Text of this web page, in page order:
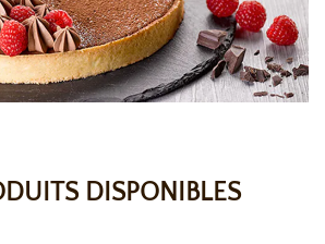
DISPONIBLES